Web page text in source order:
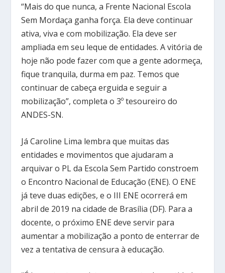
“Mais do que nunca, a Frente Nacional Escola
Sem Mordaça ganha força. Ela deve continuar
ativa, viva e com mobilização. Ela deve ser
ampliada em seu leque de entidades. A vitória de
hoje não pode fazer com que a gente adormeça,
fique tranquila, durma em paz. Temos que
continuar de cabeça erguida e seguir a
mobilização”, completa o 3º tesoureiro do
ANDES-SN.
Já Caroline Lima lembra que muitas das
entidades e movimentos que ajudaram a
arquivar o PL da Escola Sem Partido constroem
o Encontro Nacional de Educação (ENE). O ENE
já teve duas edições, e o III ENE ocorrerá em
abril de 2019 na cidade de Brasília (DF). Para a
docente, o próximo ENE deve servir para
aumentar a mobilização a ponto de enterrar de
vez a tentativa de censura à educação.